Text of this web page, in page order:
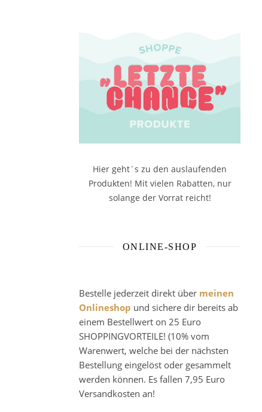
Hier geht´s zu den auslaufenden
Produkten! Mit vielen Rabatten, nur
solange der Vorrat reicht!
ONLINE-SHOP
Bestelle jederzeit direkt über meinen
Onlineshop und sichere dir bereits ab
einem Bestellwert on 25 Euro
SHOPPINGVORTEILE! (10% vom
Warenwert, welche bei der nächsten
Bestellung eingelöst oder gesammelt
werden können. Es fallen 7,95 Euro
Versandkosten an!